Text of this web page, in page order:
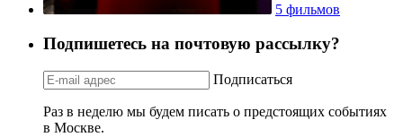
5 фильмов
Подпишетесь на почтовую рассылку?
Подписаться
Раз в неделю мы будем писать о предстоящих событиях
в Москве.